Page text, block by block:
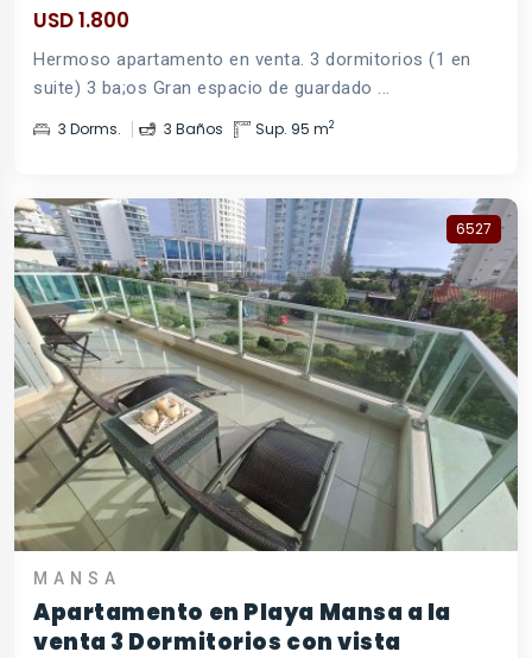
USD 1.800
Hermoso apartamento en venta. 3 dormitorios (1 en
suite) 3 ba;os Gran espacio de guardado ...
3 Dorms. 3 Baños Sup. 95 m2
6527
MANSA
Apartamento en Playa Mansa a la
venta 3 Dormitorios con vista